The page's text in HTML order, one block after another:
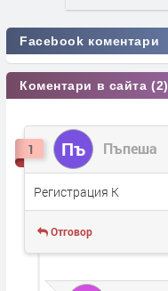
Facebook коментари
Коментари в сайта (2)
1 Пъ Пъпеша
Регистрация К
Отговор